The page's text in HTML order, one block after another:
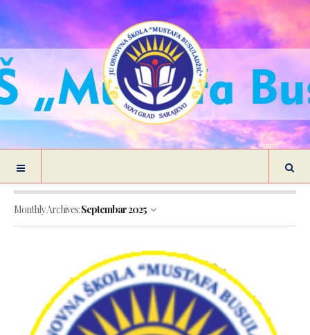
Monthly Archives:Septembar 2025